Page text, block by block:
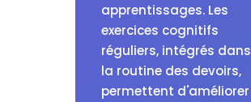
apprentissages. Les
exercices cognitifs
réguliers, intégrés dans
la routine des devoirs,
permettent d'améliorer